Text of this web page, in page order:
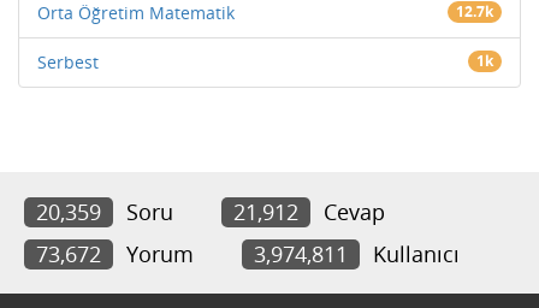
Orta Öğretim Matematik 12.7k
Serbest 1k
20,359 Soru 21,912
Cevap
73,672
Yorum 3,974,811 Kullanıcı